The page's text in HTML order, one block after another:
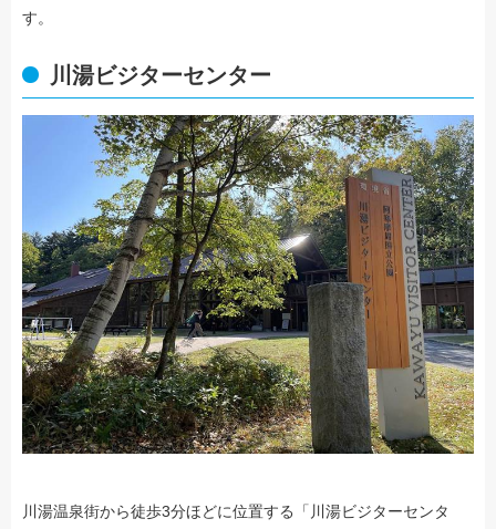
す。
川湯ビジターセンター
川湯温泉街から徒歩3分ほどに位置する「川湯ビジターセンタ